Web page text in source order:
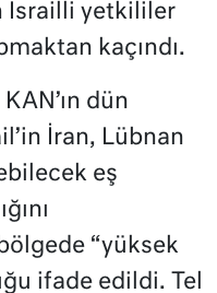
İsrailli yetkililer
kaçındı.
dün
İran, Lübnan
eş
“yüksek
ifade edildi. Tel